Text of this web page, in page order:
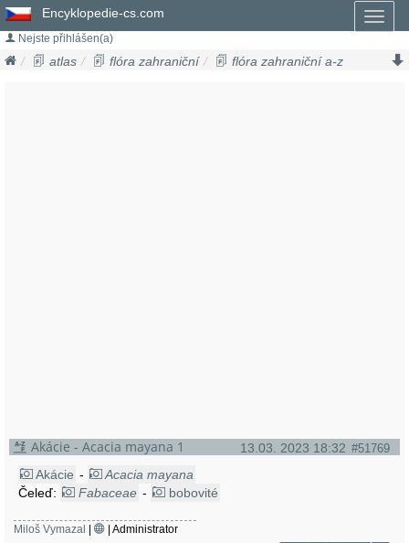
Encyklopedie-cs.com
Nejste přihlášen(a)
atlas flóra zahraniční
flóra zahraniční a-z
13.03. 2023 18:32 #51769
Akácie - Acacia mayana 1
Akácie -
Acacia mayana
Čeleď:
Fabaceae - bobovité
Miloš Vymazal
| Administrator